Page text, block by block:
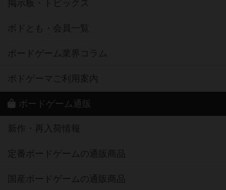
掲示板・トピックス
ボドとも・会員一覧
ボードゲーム業界コラム
ボドゲーマご利用案内
ボードゲーム通販
新作・再入荷情報
定番ボードゲームの通販商品
国産ボードゲームの通販商品